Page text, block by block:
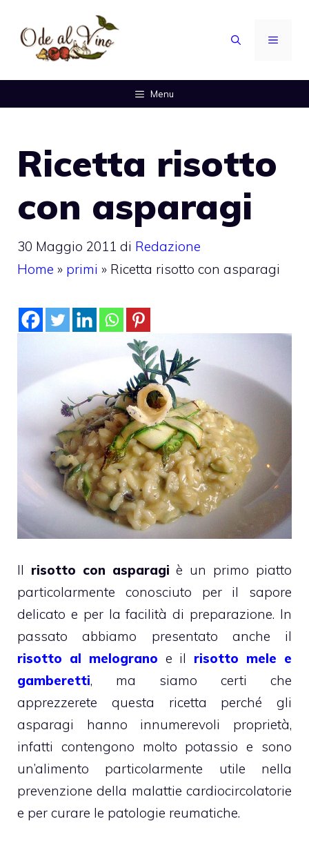
contenuto
MENU
Menu
Ricetta risotto
con asparagi
30 Maggio 2011 di Redazione
Home » primi » Ricetta risotto con asparagi
Il risotto con asparagi è un primo piatto
particolarmente conosciuto per il sapore
delicato e per la facilità di preparazione. In
passato abbiamo presentato anche il
risotto al melograno e il risotto mele e
gamberetti, ma siamo certi che
apprezzerete questa ricetta perché gli
asparagi hanno innumerevoli proprietà,
infatti contengono molto potassio e sono
un’alimento particolarmente utile nella
prevenzione della malattie cardiocircolatorie
e per curare le patologie reumatiche.